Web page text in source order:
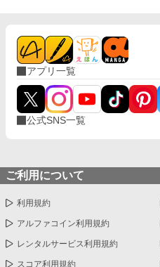
アプリ一覧
公式SNS一覧
ご利用について
利用規約
アルファコイン利用規約
レンタルサービス利用規約
スコア利用規約